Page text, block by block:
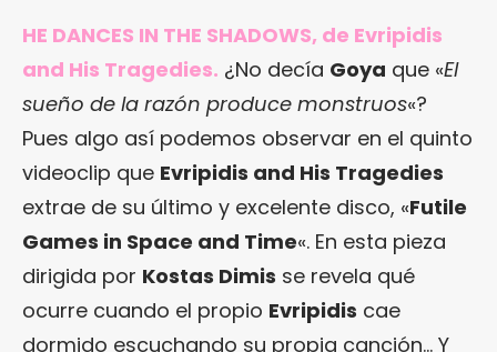
HE DANCES IN THE SHADOWS, de Evripidis
and His Tragedies. ¿No decía Goya que «El
sueño de la razón produce monstruos«?
Pues algo así podemos observar en el quinto
videoclip que Evripidis and His Tragedies
extrae de su último y excelente disco, «Futile
Games in Space and Time«. En esta pieza
dirigida por Kostas Dimis se revela qué
ocurre cuando el propio Evripidis cae
dormido escuchando su propia canción… Y